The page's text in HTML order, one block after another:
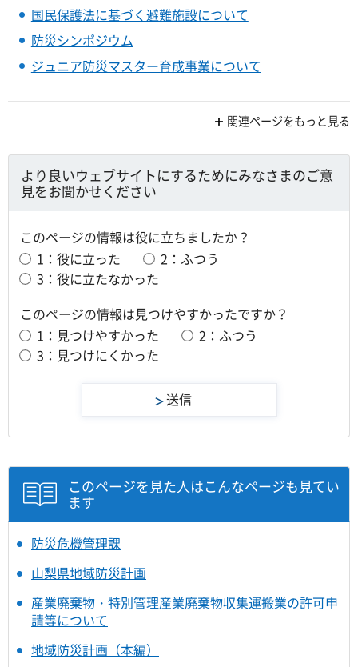
国民保護法に基づく避難施設について
防災シンポジウム
ジュニア防災マスター育成事業について
関連ページをもっと見る
より良いウェブサイトにするためにみなさまのご意
見をお聞かせください
このページの情報は役に立ちましたか？
1：役に立った
2：ふつう
3：役に立たなかった
このページの情報は見つけやすかったですか？
1：見つけやすかった
2：ふつう
3：見つけにくかった
このページを見た人はこんなページも見てい
ます
防災危機管理課
山梨県地域防災計画
産業廃棄物・特別管理産業廃棄物収集運搬業の許可申
請等について
地域防災計画（本編）